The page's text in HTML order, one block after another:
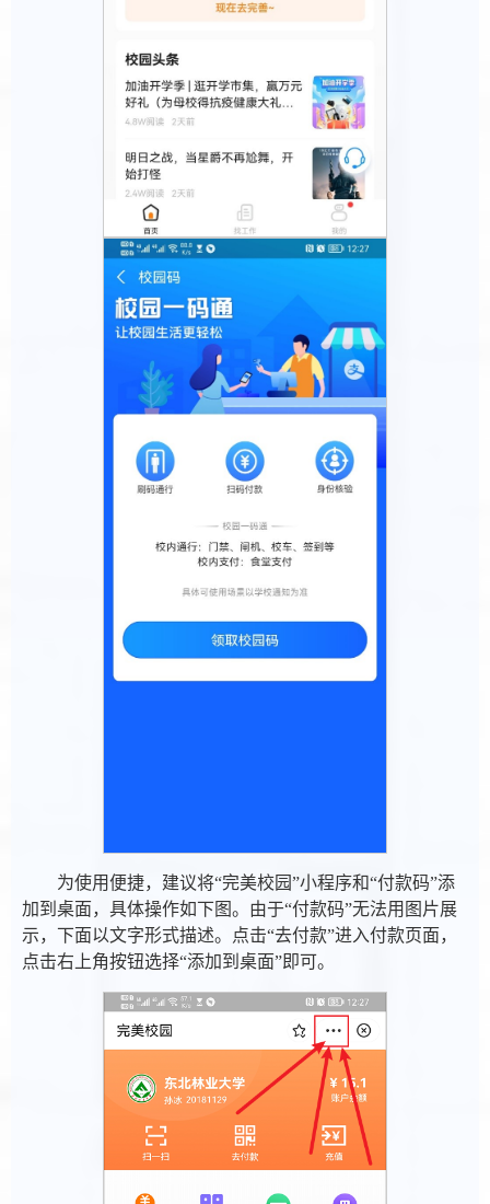
为使用便捷，建议将“完美校园”小程序和“付款码”添
加到桌面，具体操作如下图。由于“付款码”无法用图片展
示，下面以文字形式描述。点击“去付款”进入付款页面，
点击右上角按钮选择“添加到桌面”即可。